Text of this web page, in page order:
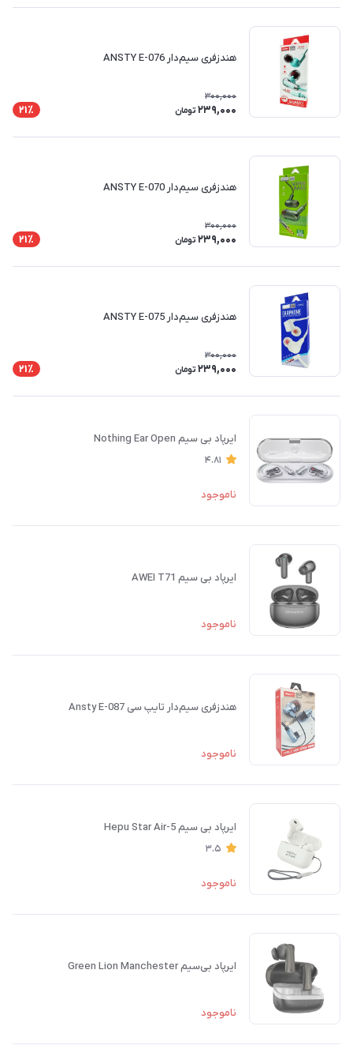
هندزفری سیم‌دار ANSTY E-076
300,000
239,000 تومان 21٪
هندزفری سیم‌دار ANSTY E-070
300,000
239,000 تومان 21٪
هندزفری سیم‌دار ANSTY E-075
300,000
239,000 تومان 21٪
ایرپاد بی سیم Nothing Ear Open
4.81
ناموجود
ایرپاد بی سیم AWEI T71
ناموجود
هندزفری سیم‌دار تایپ سی Ansty E-087
ناموجود
ایرپاد بی سیم Hepu Star Air-5
3.5
ناموجود
ایرپاد بی‌سیم Green Lion Manchester
ناموجود